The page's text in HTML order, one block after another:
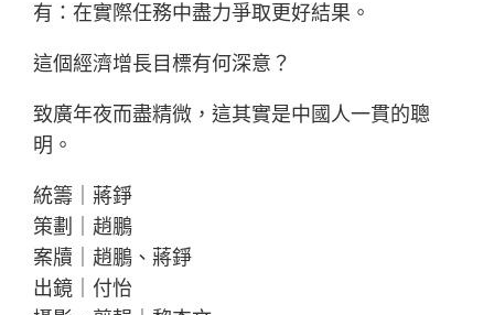
有：在實際任務中盡力爭取更好結果。
這個經濟增長目標有何深意？
致廣年夜而盡精微，這其實是中國人一貫的聰
明。
統籌｜蔣錚
策劃｜趙鵬
案牘｜趙鵬、蔣錚
出鏡｜付怡